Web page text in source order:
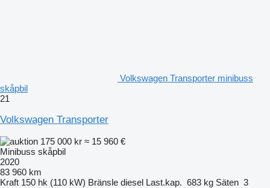
Volkswagen Transporter minibuss
skåpbil
21
Volkswagen Transporter
175 000 kr ≈ 15 960 €
Minibuss skåpbil
2020
83 960 km
Kraft 150 hk (110 kW) Bränsle diesel Last.kap. 683 kg Säten 3